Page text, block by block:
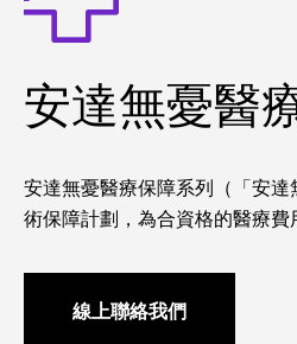
安達無憂醫
安達無憂醫療保障系列（「安
術保障計劃，為合資格的醫療費
線上聯絡我們